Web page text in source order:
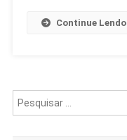
😍
Continue Lendo